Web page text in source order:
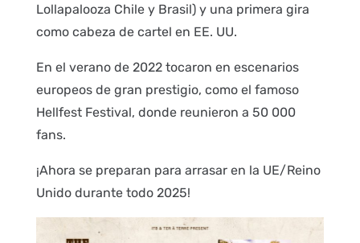
Lollapalooza Chile y Brasil) y una primera gira
como cabeza de cartel en EE. UU.
En el verano de 2022 tocaron en escenarios
europeos de gran prestigio, como el famoso
Hellfest Festival, donde reunieron a 50 000
fans.
¡Ahora se preparan para arrasar en la UE/Reino
Unido durante todo 2025!